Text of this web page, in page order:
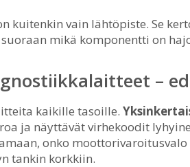
kuitenkin vain lähtöpiste. Se
mikä komponentti on
–
kaikille tasoille.
ja näyttävät virhekoodit
onko moottorivaroitusvalo
tankin korkkiin.